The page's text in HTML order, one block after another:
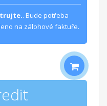
. Bude potřeba
na zálohové faktuře.